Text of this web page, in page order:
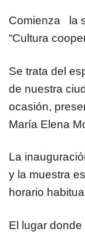
Comienza la
“Cultura
Se trata del
de nuestra
ocasión,
María Elena
La
y la muestra
horario
El lugar